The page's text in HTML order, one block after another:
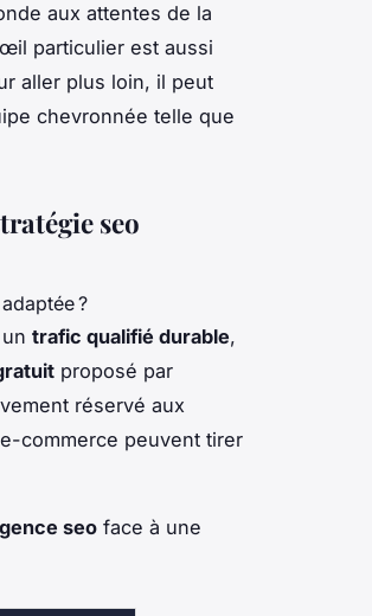
aux attentes de la
particulier est aussi
aller plus loin, il peut
chevronnée telle que
seo
trafic qualifié durable,
proposé par
réservé aux
commerce peuvent tirer
seo face à une